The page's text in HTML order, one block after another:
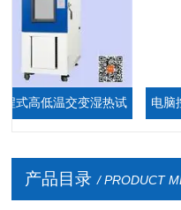
低温交变湿热试 电脑控制
产品目录 / PRODUCT